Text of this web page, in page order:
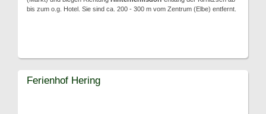
bis zum o.g. Hotel. Sie sind ca. 200 - 300 m vom Zentrum (Elbe) entfernt.
Ferienhof Hering